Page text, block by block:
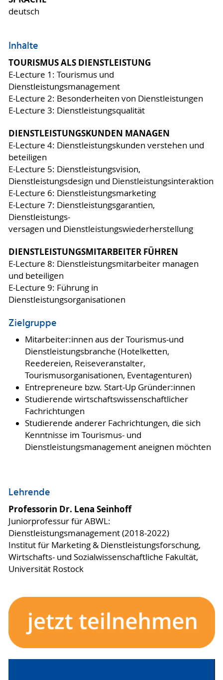
deutsch
Inhalte
TOURISMUS ALS DIENSTLEISTUNG
E-Lecture 1: Tourismus und
Dienstleistungsmanagement
E-Lecture 2: Besonderheiten von Dienstleistungen
E-Lecture 3: Dienstleistungsqualität
DIENSTLEISTUNGSKUNDEN MANAGEN
E-Lecture 4: Dienstleistungskunden verstehen und
beteiligen
E-Lecture 5: Dienstleistungsvision,
Dienstleistungsdesign und Dienstleistungsinteraktion
E-Lecture 6: Dienstleistungsmarketing
E-Lecture 7: Dienstleistungsgarantien,
Dienstleistungs-
versagen und Dienstleistungswiederherstellung
DIENSTLEISTUNGSMITARBEITER FÜHREN
E-Lecture 8: Dienstleistungsmitarbeiter managen
und beteiligen
E-Lecture 9: Führung in
Dienstleistungsorganisationen
Zielgruppe
Mitarbeiter:innen aus der Tourismus-und
Dienstleistungsbranche (Hotelketten,
Reedereien, Reiseveranstalter,
Tourismusorganisationen, Eventagenturen)
Entrepreneure bzw. Start-Up Gründer:innen
Studierende wirtschaftswissenschaftlicher
Fachrichtungen
Studierende anderer Fachrichtungen, die sich
Kenntnisse im Tourismus- und
Dienstleistungsmanagement aneignen möchten
Lehrende
Professorin Dr. Lena Seinhoff
Juniorprofessur für ABWL:
Dienstleistungsmanagement (2018-2022)
Institut für Marketing & Dienstleistungsforschung,
Wirtschafts- und Sozialwissenschaftliche Fakultät,
Universität Rostock